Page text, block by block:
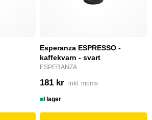
Esperanza ESPRESSO -
kaffekvarn - svart
ESPERANZA
181 kr inkl. moms
I lager